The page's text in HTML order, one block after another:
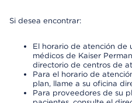
Si desea encontrar:
El horario de atención de
médicos de Kaiser
directorio de centros de
Para el horario de
plan, llame a su oficina
Para proveedores de su